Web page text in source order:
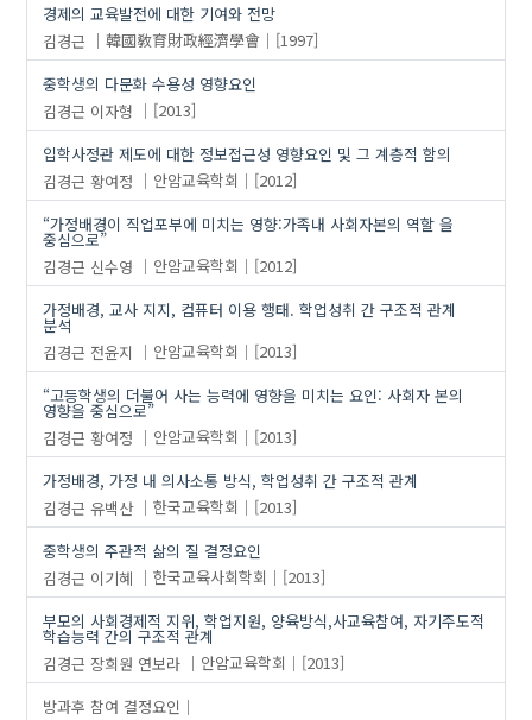
경제의 교육발전에 대한 기여와 전망
김경근
韓國敎育財政經濟學會
[1997]
중학생의 다문화 수용성 영향요인
김경근 이자형
[2013]
입학사정관 제도에 대한 정보접근성 영향요인 및 그 계층적 함의
김경근 황여정 안암교육학회
[2012]
“가정배경이 직업포부에 미치는 영향:가족내 사회자본의 역할 을
중심으로”
김경근 신수영 안암교육학회
[2012]
가정배경, 교사 지지, 컴퓨터 이용 행태. 학업성취 간 구조적 관계
분석
김경근 전윤지 안암교육학회
[2013]
“고등학생의 더불어 사는 능력에 영향을 미치는 요인: 사회자 본의
영향을 중심으로”
김경근 황여정 안암교육학회
[2013]
가정배경, 가정 내 의사소통 방식, 학업성취 간 구조적 관계
김경근 유백산 한국교육학회
[2013]
중학생의 주관적 삶의 질 결정요인
김경근 이기혜 한국교육사회학회
[2013]
부모의 사회경제적 지위, 학업지원, 양육방식,사교육참여, 자기주도적
학습능력 간의 구조적 관계
김경근 장희원 연보라 안암교육학회
[2013]
방과후 참여 결정요인